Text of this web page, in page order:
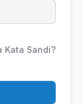
Kata Sandi?